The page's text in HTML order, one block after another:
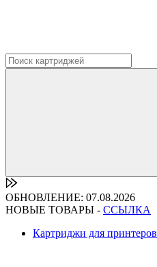
ОБНОВЛЕНИЕ: 07.08.2026
НОВЫЕ ТОВАРЫ - ССЫЛКА
Картриджи для принтеров